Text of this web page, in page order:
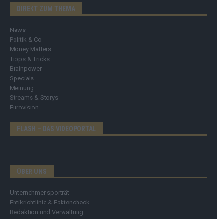
DIREKT ZUM THEMA
News
Politik & Co
Money Matters
Tipps & Tricks
Brainpower
Specials
Meinung
Streams & Storys
Eurovision
FLASH – DAS VIDEOPORTAL
ÜBER UNS
Unternehmensporträt
Ehtikrichtlinie & Faktencheck
Redaktion und Verwaltung